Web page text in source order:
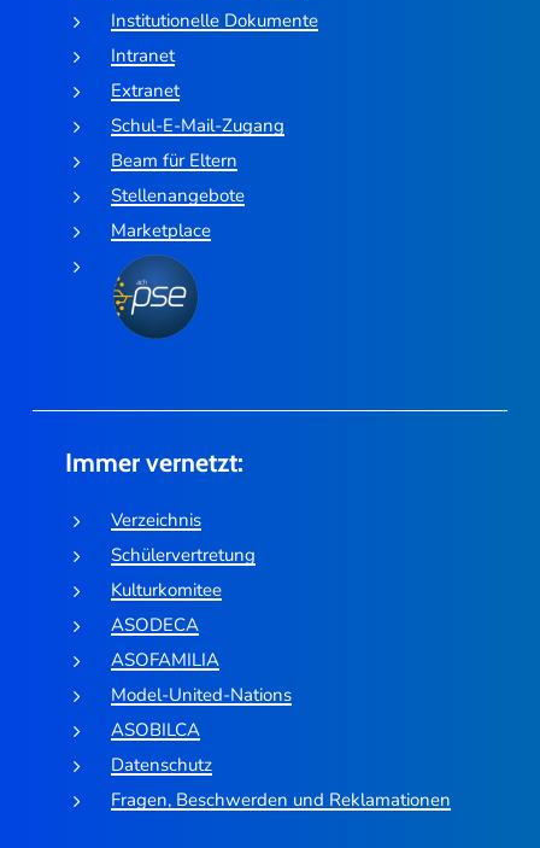
Institutionelle Dokumente
Intranet
Extranet
Schul-E-Mail-Zugang
Beam für Eltern
Stellenangebote
Marketplace
Immer vernetzt:
Verzeichnis
Schülervertretung
Kulturkomitee
ASODECA
ASOFAMILIA
Model-United-Nations
ASOBILCA
Datenschutz
Fragen, Beschwerden und Reklamationen